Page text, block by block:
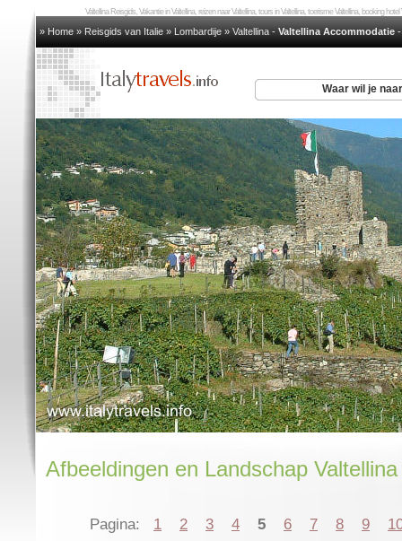
Valtellina Reisgids, Vakantie in Valtellina, reizen naar Valtellina, tours in Valtellina, toerisme Valtellina, booking
» Home » Reisgids van Italie » Lombardije » Valtellina - Valtellina Accommodatie
Waar wil je
Afbeeldingen en Landschap Valtellina
Pagina: 1 2 3 4 5 6 7 8 9